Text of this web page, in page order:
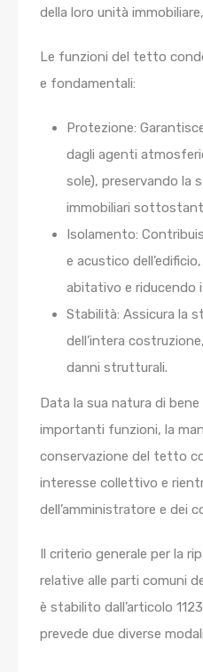
della loro unità
Le funzioni del tetto
e fondamentali:
Protezione:
dagli agenti
sole), preservando la
immobiliari
Isolamento:
e acustico
abitativo e riducendo
Stabilità: Assicura la
dell’intera
danni strutturali.
Data la sua natura di bene
importanti funzioni, la
conservazione del tetto
interesse collettivo e
dell’amministratore e dei
Il criterio generale per la
relative alle parti comuni
è stabilito dall’articolo
prevede due diverse